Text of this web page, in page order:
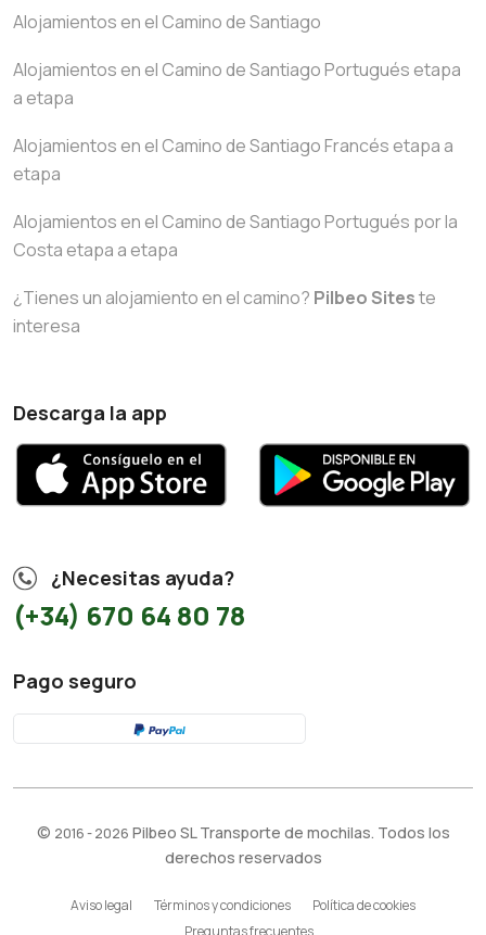
Alojamientos en el Camino de Santiago
Alojamientos en el Camino de Santiago Portugués etapa
a etapa
Alojamientos en el Camino de Santiago Francés etapa a
etapa
Alojamientos en el Camino de Santiago Portugués por la
Costa etapa a etapa
¿Tienes un alojamiento en el camino? Pilbeo Siteste
interesa
Descarga la app
¿Necesitas ayuda?
(+34) 670 64 80 78
Pago seguro
© 2016 - 2026 Pilbeo SL Transporte de mochilas. Todos los
derechos reservados
Aviso legal Términos y condiciones
Política de cookies
Preguntas frecuentes